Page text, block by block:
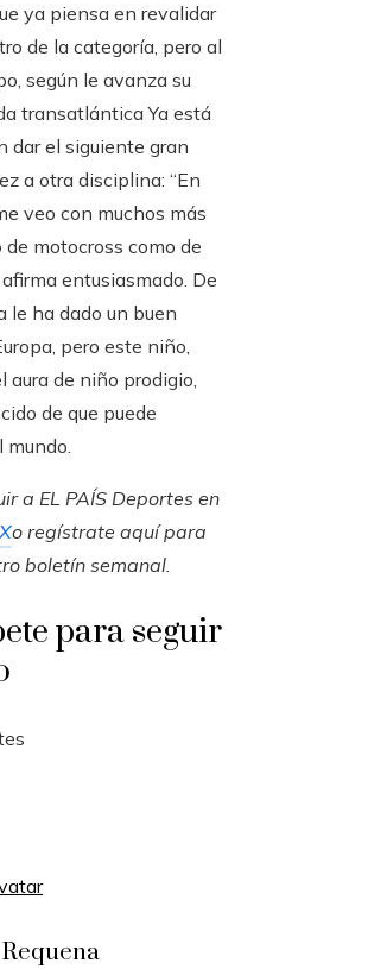
ya piensa en revalidar
de la categoría, pero al
según le avanza su
transatlántica Ya está
dar el siguiente gran
a otra disciplina: “En
veo con muchos más
motocross como de
afirma entusiasmado. De
le ha dado un buen
pero este niño,
aura de niño prodigio,
de que puede
mundo.
a EL PAÍS Deportes en
Xo regístrate aquí para
boletín semanal.
para seguir